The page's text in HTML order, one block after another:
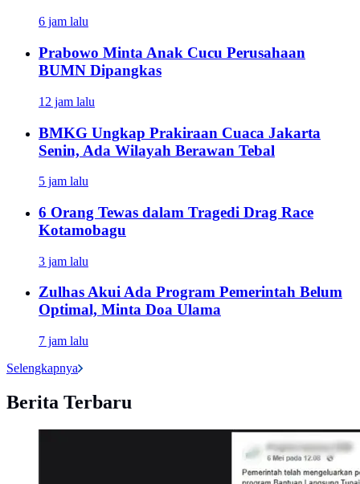
6 jam lalu
Prabowo Minta Anak Cucu Perusahaan
BUMN Dipangkas
12 jam lalu
BMKG Ungkap Prakiraan Cuaca Jakarta
Senin, Ada Wilayah Berawan Tebal
5 jam lalu
6 Orang Tewas dalam Tragedi Drag Race
Kotamobagu
3 jam lalu
Zulhas Akui Ada Program Pemerintah Belum
Optimal, Minta Doa Ulama
7 jam lalu
Selengkapnya
Berita Terbaru